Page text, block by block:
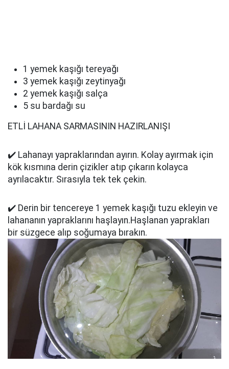
1 yemek kaşığı tereyağı
3 yemek kaşığı zeytinyağı
2 yemek kaşığı salça
5 su bardağı su
ETLİ LAHANA SARMASININ HAZIRLANIŞI
✔️ Lahanayı yapraklarından ayırın. Kolay ayırmak için
kök kısmına derin çizikler atıp çıkarın kolayca
ayrılacaktır. Sırasıyla tek tek çekin.
✔️ Derin bir tencereye 1 yemek kaşığı tuzu ekleyin ve
lahananın yapraklarını haşlayın.Haşlanan yaprakları
bir süzgece alıp soğumaya bırakın.